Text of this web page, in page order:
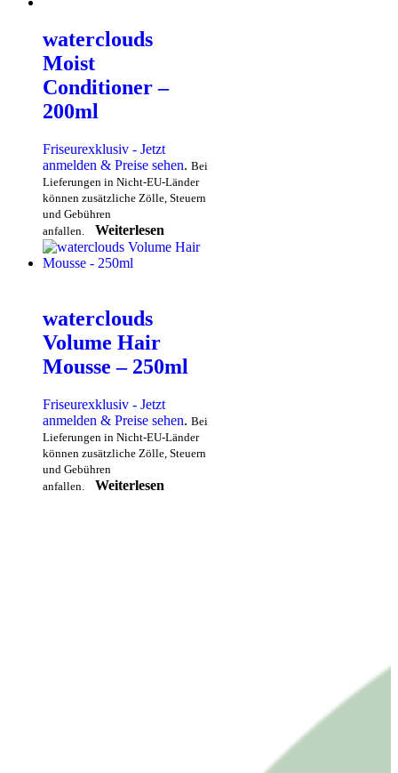
waterclouds
Moist
Conditioner –
200ml
Friseurexklusiv - Jetzt
anmelden & Preise sehen. Bei
Lieferungen in Nicht-EU-Länder
können zusätzliche Zölle, Steuern
und Gebühren
anfallen.
Weiterlesen
waterclouds
Volume Hair
Mousse – 250ml
Friseurexklusiv - Jetzt
anmelden & Preise sehen. Bei
Lieferungen in Nicht-EU-Länder
können zusätzliche Zölle, Steuern
und Gebühren
anfallen.
Weiterlesen